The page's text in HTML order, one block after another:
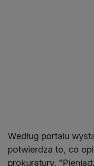
Według portalu
potwierdza to, co
prokuratury.